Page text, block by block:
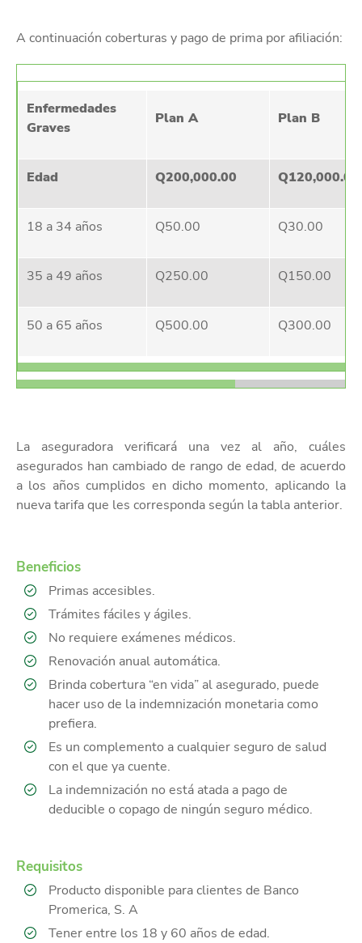
A continuación coberturas y pago de prima por afiliación:
Enfermedades
Graves
Plan A Plan B
Edad Q200,000.00 Q120,000.00
18 a 34 años Q50.00 Q30.00
35 a 49 años Q250.00 Q150.00
50 a 65 años Q500.00 Q300.00
La aseguradora verificará una vez al año, cuáles
asegurados han cambiado de rango de edad, de acuerdo
a los años cumplidos en dicho momento, aplicando la
nueva tarifa que les corresponda según la tabla anterior.
Beneficios
Primas accesibles.
Trámites fáciles y ágiles.
No requiere exámenes médicos.
Renovación anual automática.
Brinda cobertura “en vida” al asegurado, puede
hacer uso de la indemnización monetaria como
prefiera.
Es un complemento a cualquier seguro de salud
con el que ya cuente.
La indemnización no está atada a pago de
deducible o copago de ningún seguro médico.
Requisitos
Producto disponible para clientes de Banco
Promerica, S. A
Tener entre los 18 y 60 años de edad.